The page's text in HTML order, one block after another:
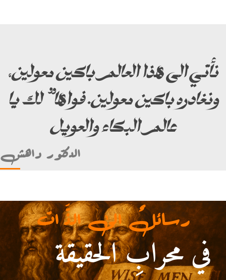
نأتي الى هذا العالم باكين معولين،
ونغادره باكين معولين. فواها” لك يا
عالم البكاء والعويل
الدكتور داهش
في محرابِ الحقيقة
رسائلٌ الى الذَّ ات